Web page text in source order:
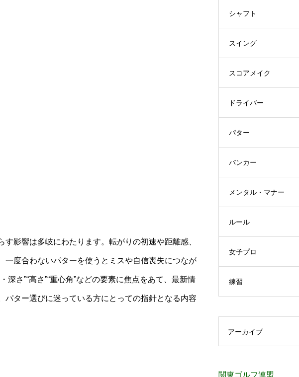
影響は多岐にわたります。転がりの初速や距離感、
一度合わないパターを使うとミスや自信喪失につなが
さ”“高さ”“重心角”などの要素に焦点をあて、最新情
ター選びに迷っている方にとっての指針となる内容
シャフト
スイング
スコアメイク
ドライバー
パター
バンカー
メンタル・マナー
ルール
女子プロ
練習
アーカイブ
関東ゴルフ連盟